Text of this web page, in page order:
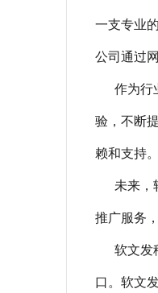
一支专业
公司通过
作为行
验，不断
赖和支持。
未来，
推广服务
软文发
口。软文